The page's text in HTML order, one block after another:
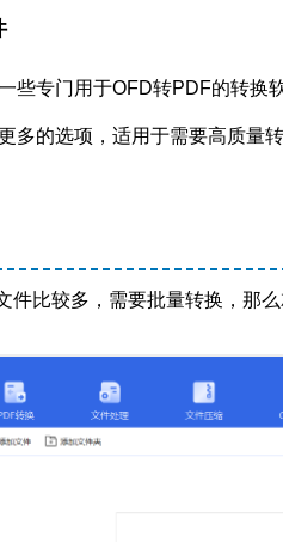
些专门用于OFD转PDF的转换
多的选项，适用于需要高质量
件比较多，需要批量转换，那